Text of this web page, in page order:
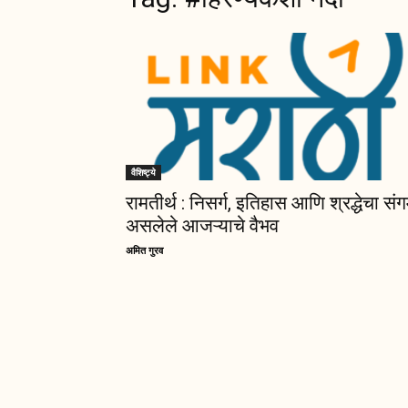
वैशिष्ट्ये
रामतीर्थ : निसर्ग, इतिहास आणि श्रद्धेचा
असलेले आजऱ्याचे वैभव
अमित गुरव